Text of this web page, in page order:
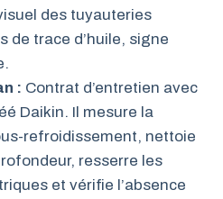
des tuyauteries
de trace d’huile, signe
: Contrat d’entretien avec
Daikin. Il mesure la
refroidissement, nettoie
resserre les
et vérifie l’absence